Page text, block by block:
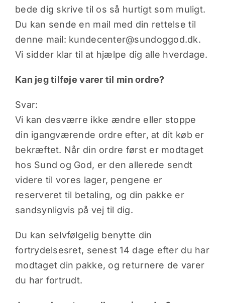
bede dig skrive til os så hurtigt som muligt.
Du kan sende en mail med din rettelse til
denne mail: kundecenter@sundoggod.dk.
Vi sidder klar til at hjælpe dig alle hverdage.
Kan jeg tilføje varer til min ordre?
Svar:
Vi kan desværre ikke ændre eller stoppe
din igangværende ordre efter, at dit køb er
bekræftet. Når din ordre først er modtaget
hos Sund og God, er den allerede sendt
videre til vores lager, pengene er
reserveret til betaling, og din pakke er
sandsynligvis på vej til dig.
Du kan selvfølgelig benytte din
fortrydelsesret, senest 14 dage efter du har
modtaget din pakke, og returnere de varer
du har fortrudt.